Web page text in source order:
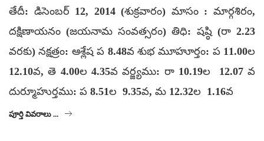
తేదీ: డిసెంబర్ 12, 2014 (శుక్రవారం) మాసం : మార్గశిరం,
దక్షిణాయనం (జయనామ సంవత్సరం) తిధి: షష్ఠి (రా 2.23
వరకు) నక్షత్రం: ఆశ్లేష ప 8.48వ శుభ మూహూర్తం: ప 11.00ల
12.10వ, తె 4.00ల 4.35వ వర్జ్యము: రా 10.19ల 12.07 వ
దుర్మూహుర్తము: ప 8.51ల 9.35వ, మ 12.32ల 1.16వ
పూర్తి వివరాలు ...